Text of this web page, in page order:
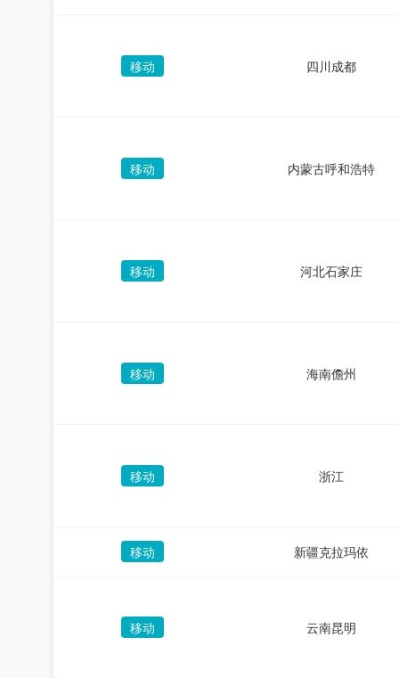
移动 四川成都
移动 内蒙古呼和浩特
移动 河北石家庄
移动 海南儋州
移动 浙江
移动 新疆克拉玛依
移动 云南昆明